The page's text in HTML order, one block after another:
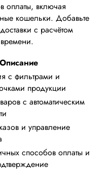
оплаты, включая
кошельки. Добавьте
с расчётом
Описание
с фильтрами и
продукции
с автоматическим
и управление
способов оплаты и